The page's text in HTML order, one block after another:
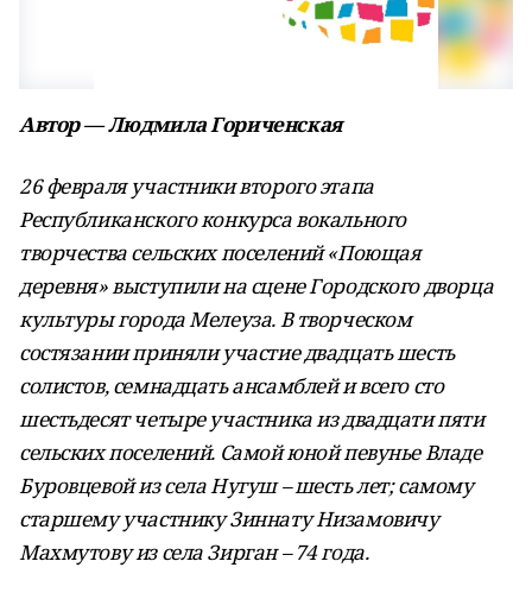
Автор — Людмила Гориченская
26 февраля участники второго этапа
Республиканского конкурса вокального
творчества сельских поселений «Поющая
деревня» выступили на сцене Городского дворца
культуры города Мелеуза. В творческом
состязании приняли участие двадцать шесть
солистов, семнадцать ансамблей и всего сто
шестьдесят четыре участника из двадцати пяти
сельских поселений. Самой юной певунье Владе
Буровцевой из села Нугуш – шесть лет; самому
старшему участнику Зиннату Низамовичу
Махмутову из села Зирган – 74 года.